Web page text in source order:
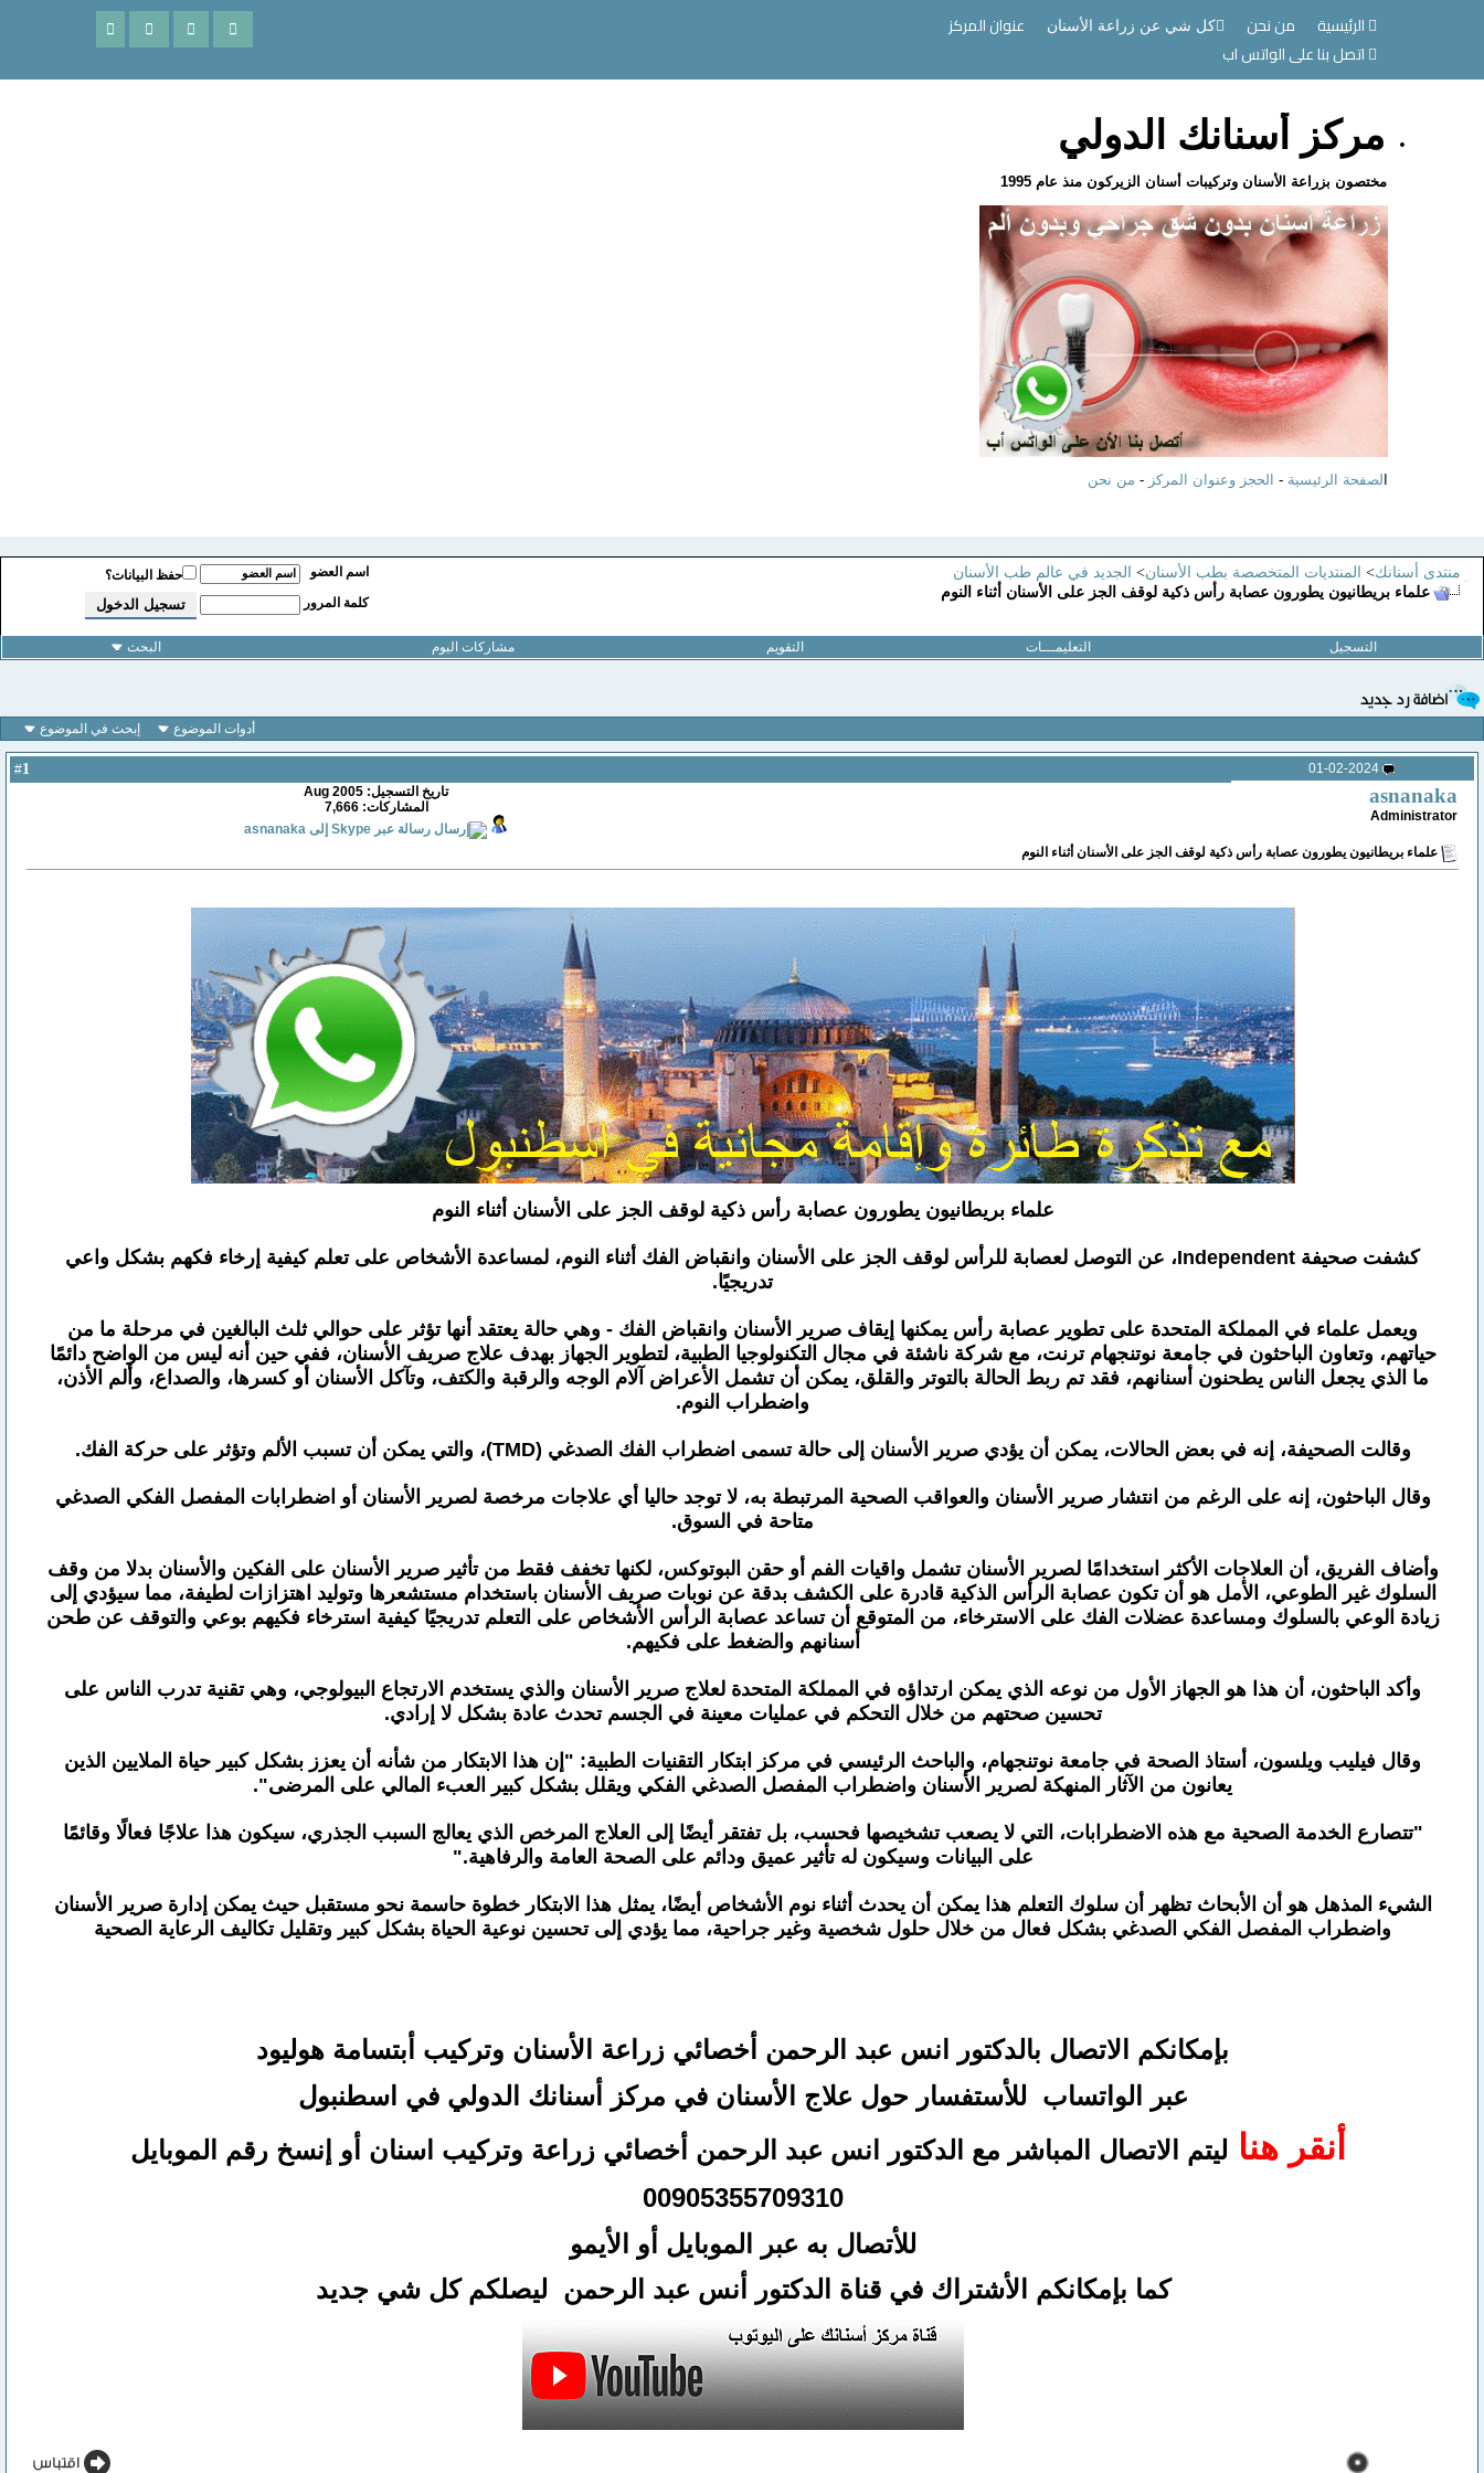
الرئيسية من نحن كل شي عن زراعة الأسنان
عنوان المركز
اتصل بنا على الواتس اب
مركز أسنانك الدولي
مختصون بزراعة الأسنان وتركيبات أسنان الزيركون منذ عام 1995
الصفحة الرئيسية - الحجز وعنوان المركز - من نحن
منتدى أسنانك> المنتديات المتخصصة بطب الأسنان> الجديد في عالم طب الأسنان
علماء بريطانيون يطورون عصابة رأس ذكية لوقف الجز على الأسنان أثناء النوم
اسم العضو
حفظ البيانات؟
كلمة المرور
التسجيل التعليمـــات التقويم مشاركات اليوم البحث
أدوات الموضوع إبحث في الموضوع
01-02-2024
1
asnanaka
Administrator
تاريخ التسجيل: Aug 2005
المشاركات: 7,666
علماء بريطانيون يطورون عصابة رأس ذكية لوقف الجز على الأسنان أثناء النوم
علماء بريطانيون يطورون عصابة رأس ذكية لوقف الجز على الأسنان أثناء النوم
كشفت صحيفة Independent، عن التوصل لعصابة للرأس لوقف الجز على الأسنان وانقباض الفك أثناء النوم، لمساعدة الأشخاص على تعلم كيفية إرخاء فكهم بشكل واعي
تدريجيًا.
ويعمل علماء في المملكة المتحدة على تطوير عصابة رأس يمكنها إيقاف صرير الأسنان وانقباض الفك - وهي حالة يعتقد أنها تؤثر على حوالي ثلث البالغين في مرحلة ما من
حياتهم، وتعاون الباحثون في جامعة نوتنجهام ترنت، مع شركة ناشئة في مجال التكنولوجيا الطبية، لتطوير الجهاز بهدف علاج صريف الأسنان، ففي حين أنه ليس من الواضح دائمًا
ما الذي يجعل الناس يطحنون أسنانهم، فقد تم ربط الحالة بالتوتر والقلق، يمكن أن تشمل الأعراض آلام الوجه والرقبة والكتف، وتآكل الأسنان أو كسرها، والصداع، وألم الأذن،
واضطراب النوم.
وقالت الصحيفة، إنه في بعض الحالات، يمكن أن يؤدي صرير الأسنان إلى حالة تسمى اضطراب الفك الصدغي (TMD)، والتي يمكن أن تسبب الألم وتؤثر على حركة الفك.
وقال الباحثون، إنه على الرغم من انتشار صرير الأسنان والعواقب الصحية المرتبطة به، لا توجد حاليا أي علاجات مرخصة لصرير الأسنان أو اضطرابات المفصل الفكي الصدغي
متاحة في السوق.
وأضاف الفريق، أن العلاجات الأكثر استخدامًا لصرير الأسنان تشمل واقيات الفم أو حقن البوتوكس، لكنها تخفف فقط من تأثير صرير الأسنان على الفكين والأسنان بدلا من وقف
السلوك غير الطوعي، الأمل هو أن تكون عصابة الرأس الذكية قادرة على الكشف بدقة عن نوبات صريف الأسنان باستخدام مستشعرها وتوليد اهتزازات لطيفة، مما سيؤدي إلى
زيادة الوعي بالسلوك ومساعدة عضلات الفك على الاسترخاء، من المتوقع أن تساعد عصابة الرأس الأشخاص على التعلم تدريجيًا كيفية استرخاء فكيهم بوعي والتوقف عن طحن
أسنانهم والضغط على فكيهم.
وأكد الباحثون، أن هذا هو الجهاز الأول من نوعه الذي يمكن ارتداؤه في المملكة المتحدة لعلاج صرير الأسنان والذي يستخدم الارتجاع البيولوجي، وهي تقنية تدرب الناس على
تحسين صحتهم من خلال التحكم في عمليات معينة في الجسم تحدث عادة بشكل لا إرادي.
وقال فيليب ويلسون، أستاذ الصحة في جامعة نوتنجهام، والباحث الرئيسي في مركز ابتكار التقنيات الطبية: "إن هذا الابتكار من شأنه أن يعزز بشكل كبير حياة الملايين الذين
يعانون من الآثار المنهكة لصرير الأسنان واضطراب المفصل الصدغي الفكي ويقلل بشكل كبير العبء المالي على المرضى".
"تتصارع الخدمة الصحية مع هذه الاضطرابات، التي لا يصعب تشخيصها فحسب، بل تفتقر أيضًا إلى العلاج المرخص الذي يعالج السبب الجذري، سيكون هذا علاجًا فعالًا وقائمًا
على البيانات وسيكون له تأثير عميق ودائم على الصحة العامة والرفاهية."
الشيء المذهل هو أن الأبحاث تظهر أن سلوك التعلم هذا يمكن أن يحدث أثناء نوم الأشخاص أيضًا، يمثل هذا الابتكار خطوة حاسمة نحو مستقبل حيث يمكن إدارة صرير الأسنان
واضطراب المفصل الفكي الصدغي بشكل فعال من خلال حلول شخصية وغير جراحية، مما يؤدي إلى تحسين نوعية الحياة بشكل كبير وتقليل تكاليف الرعاية الصحية
بإمكانكم الاتصال بالدكتور انس عبد الرحمن أخصائي زراعة الأسنان وتركيب أبتسامة هوليود
عبر الواتساب للأستفسار حول علاج الأسنان في مركز أسنانك الدولي في اسطنبول
أنقر هنا ليتم الاتصال المباشر مع الدكتور انس عبد الرحمن أخصائي زراعة وتركيب اسنان أو إنسخ رقم الموبايل
00905355709310
للأتصال به عبر الموبايل أو الأيمو
كما بإمكانكم الأشتراك في قناة الدكتور أنس عبد الرحمن ليصلكم كل شي جديد